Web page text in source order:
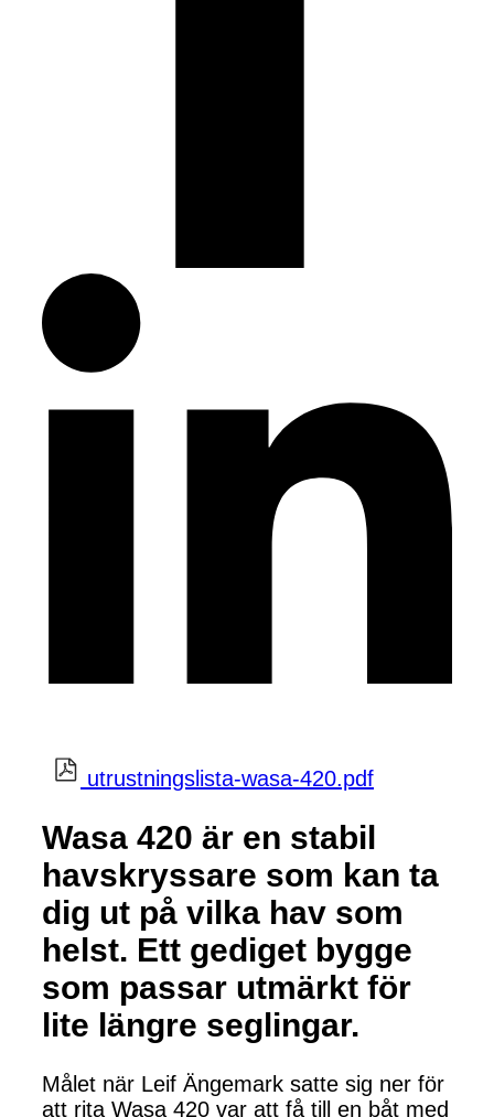
utrustningslista-wasa-420.pdf
Wasa 420 är en stabil
havskryssare som kan ta
dig ut på vilka hav som
helst. Ett gediget bygge
som passar utmärkt för
lite längre seglingar.
Målet när Leif Ängemark satte sig ner för
att rita Wasa 420 var att få till en båt med